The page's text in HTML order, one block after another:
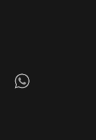
Whatsapp